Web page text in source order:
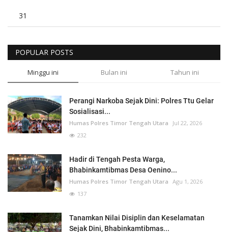
31
POPULAR POSTS
Minggu ini Bulan ini Tahun ini
Perangi Narkoba Sejak Dini: Polres Ttu Gelar
Sosialisasi...
Humas Polres Timor Tengah Utara
Jul 22, 2026
232
Hadir di Tengah Pesta Warga,
Bhabinkamtibmas Desa Oenino...
Humas Polres Timor Tengah Utara Agu 1, 2026
137
Tanamkan Nilai Disiplin dan Keselamatan
Sejak Dini, Bhabinkamtibmas...